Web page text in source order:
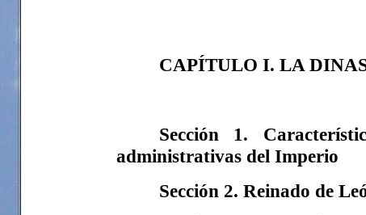
CAPÍTULO I. LA
Sección 1.
administrativas del Imperio
Sección 2. Reinado de